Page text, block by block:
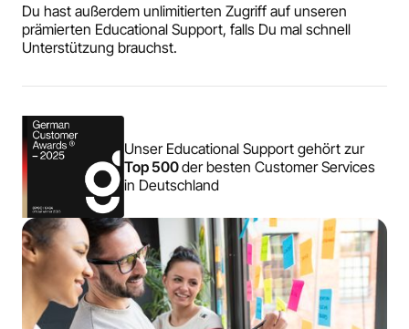
Du hast außerdem unlimitierten Zugriff auf unseren
prämierten Educational Support, falls Du mal schnell
Unterstützung brauchst.
Unser Educational Support gehört zur
Top 500der besten Customer Services
in Deutschland